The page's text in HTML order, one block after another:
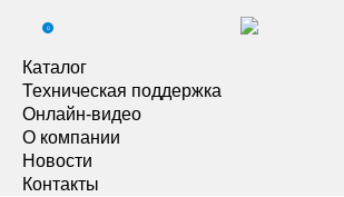
0
Каталог
Техническая поддержка
Онлайн-видео
О компании
Новости
Контакты